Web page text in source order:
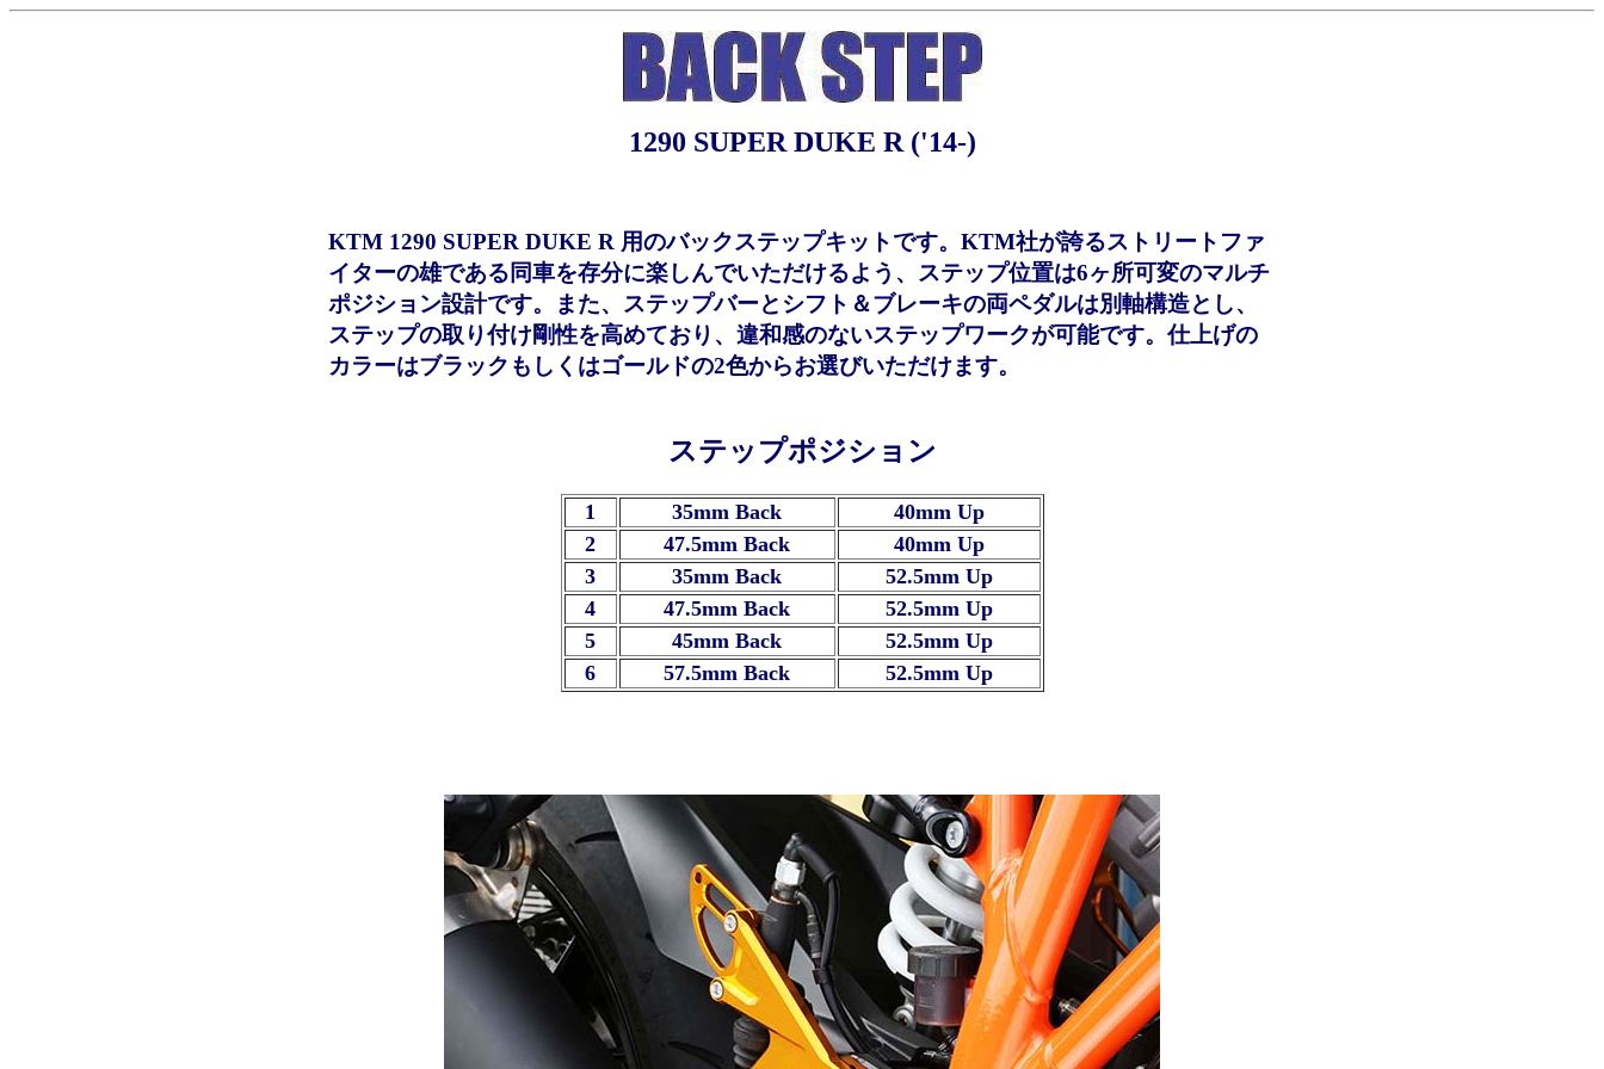
1290 SUPER DUKE R ('14-)
KTM 1290 SUPER DUKE R 用のバックステップキットです。KTM社が誇るストリートファ
イターの雄である同車を存分に楽しんでいただけるよう、ステップ位置は6ヶ所可変のマルチ
ポジション設計です。また、ステップバーとシフト＆ブレーキの両ペダルは別軸構造とし、
ステップの取り付け剛性を高めており、違和感のないステップワークが可能です。仕上げの
カラーはブラックもしくはゴールドの2色からお選びいただけます。
ステップポジション
1 35mm Back
40mm Up
2
47.5mm Back
40mm Up
3
35mm Back
52.5mm Up
4
47.5mm Back
52.5mm Up
5
45mm Back
52.5mm Up
6
57.5mm Back 52.5mm Up